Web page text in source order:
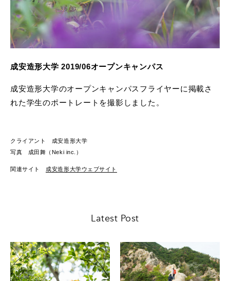
成安造形大学 2019/06オープンキャンパス
成安造形大学のオープンキャンパスフライヤーに掲載さ
れた学生のポートレートを撮影しました。
クライアント 成安造形大学
写真 成田舞（Neki inc.）
関連サイト 成安造形大学ウェブサイト
Latest Post